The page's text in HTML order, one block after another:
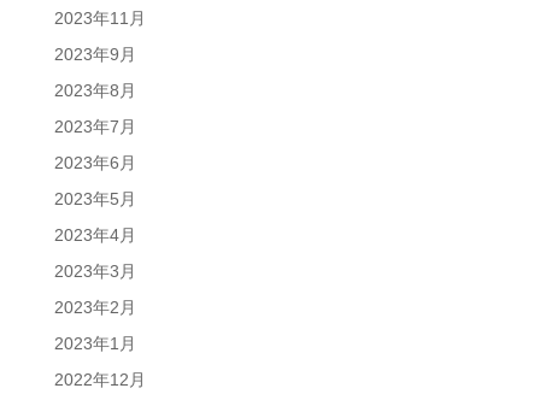
2023年11月
2023年9月
2023年8月
2023年7月
2023年6月
2023年5月
2023年4月
2023年3月
2023年2月
2023年1月
2022年12月